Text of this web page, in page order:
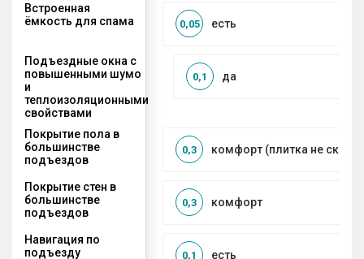
Встроенная
ёмкость для спама
есть
0,05
Подъездные окна с
повышенными шумо
и
теплоизоляционными
свойствами
да
0,1
Покрытие пола в
большинстве
подъездов
комфорт (плитка не
0,3
Покрытие стен в
большинстве
подъездов
комфорт
0,3
Навигация по
подъезду
есть
0,1